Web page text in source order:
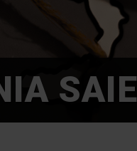
SAIE